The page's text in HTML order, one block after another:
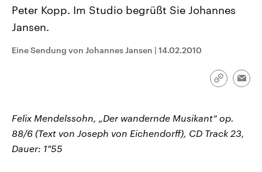
Wahlprogramme, aktuelle Berichte
und Kandidaten der anstehenden
Sendungen
Audio-Archiv
Peter Kopp. Im Studio begrüßt Sie Johannes
Jansen.
Eine Sendung von Johannes Jansen | 14.02.2010
Link
Felix Mendelssohn, „Der wandernde Musikant“ op.
88/6 (Text von Joseph von Eichendorff), CD Track 23,
Dauer: 1"55